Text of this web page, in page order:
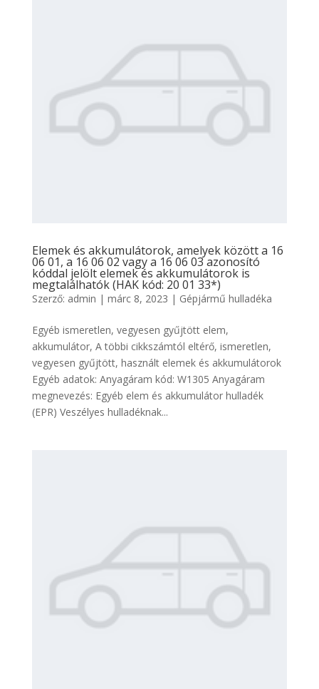
Elemek és akkumulátorok, amelyek között a 16
06 01, a 16 06 02 vagy a 16 06 03 azonosító
kóddal jelölt elemek és akkumulátorok is
megtalálhatók (HAK kód: 20 01 33*)
Szerző: admin | márc 8, 2023 | Gépjármű hulladéka
Egyéb ismeretlen, vegyesen gyűjtött elem,
akkumulátor, A többi cikkszámtól eltérő, ismeretlen,
vegyesen gyűjtött, használt elemek és akkumulátorok
Egyéb adatok: Anyagáram kód: W1305 Anyagáram
megnevezés: Egyéb elem és akkumulátor hulladék
(EPR) Veszélyes hulladéknak...